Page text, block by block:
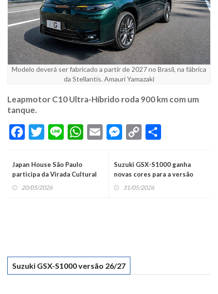
Modelo deverá ser fabricado a partir de 2027 no Brasil, na fábrica
da Stellantis. Amauri Yamazaki
Leapmotor C10 Ultra-Híbrido roda 900 km com um
tanque.
Facebook
Twitter
LineWhatsApp
EmailMessenger
Copy
Japan House São Paulo
participa da Virada Cultural
em maio
20/05/2026
Suzuki GSX-S1000 ganha
novas cores para a versão
2026/2027
31/05/2026
Suzuki GSX-S1000 versão 26/27